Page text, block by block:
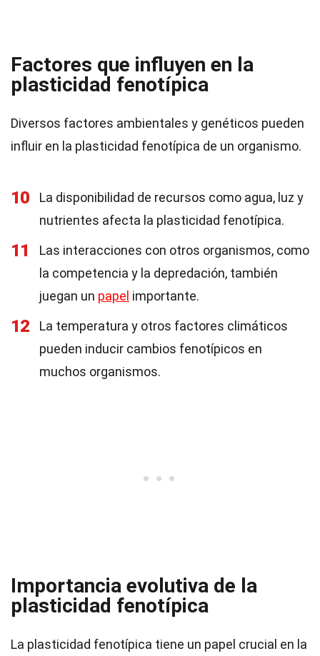
Factores que influyen en la
plasticidad fenotípica
Diversos factores ambientales y genéticos pueden
influir en la plasticidad fenotípica de un organismo.
10
La disponibilidad de recursos como agua, luz y
nutrientes afecta la plasticidad fenotípica.
11
Las interacciones con otros organismos, como
la competencia y la depredación, también
juegan un papel importante.
12
La temperatura y otros factores climáticos
pueden inducir cambios fenotípicos en
muchos organismos.
Importancia evolutiva de la
plasticidad fenotípica
La plasticidad fenotípica tiene un papel crucial en la